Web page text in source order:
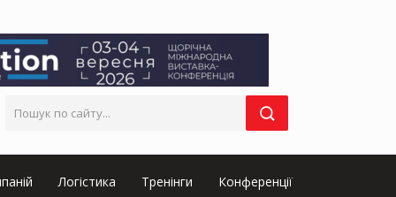
Логістика Тренінги Конференції